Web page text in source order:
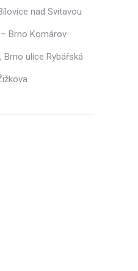
nad Svitavou
Brno Komárov
Brno ulice Rybářská